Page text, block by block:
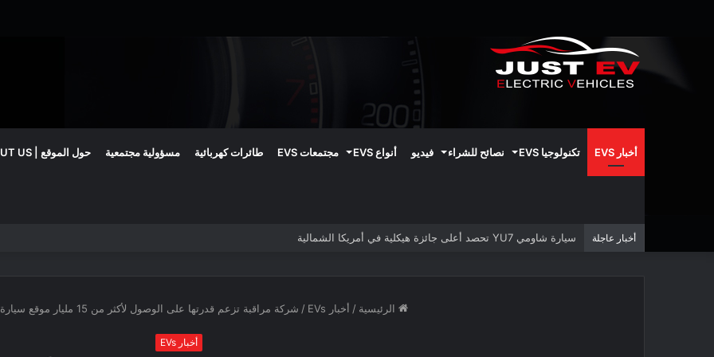
أخبار EVS تكنولوجيا EVS نصائح للشراء فيديو أنواع EVS مجتمعات EVS طائرات كهربائية مسؤولية مجتمعية حول الموقع | ABOUT US
أخبار عاجلة سيارة شاومي YU7 تحصد أعلى جائزة هيكلية في أمريكا الشمالية
الرئيسية / أخبار EVs / شركة مراقبة تزعم قدرتها على الوصول لأكثر من 15 مليار موقع سيارة حول العالم
أخبار EVs